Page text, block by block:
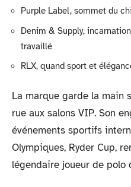
Purple Label, sommet du
Denim & Supply,
travaillé
RLX, quand sport et
La marque garde la main
rue aux salons VIP. Son
événements sportifs
Olympiques, Ryder Cup,
légendaire joueur de polo